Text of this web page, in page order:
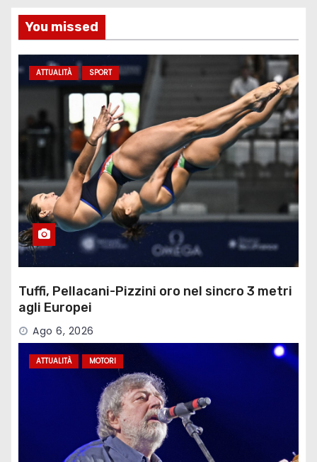
You missed
ATTUALITÀ SPORT
Tuffi, Pellacani-Pizzini oro nel sincro 3 metri
agli Europei
Ago 6, 2026
ATTUALITÀ MOTORI